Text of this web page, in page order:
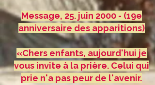
Message, 25. juin 2000 - (19e
anniversaire des apparitions)
«Chers enfants, aujourd'hui je
vous invite à la prière. Celui qui
prie n'a pas peur de l'avenir.